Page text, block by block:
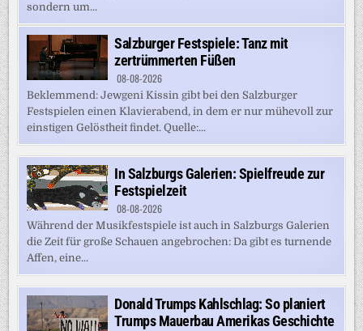
sondern um...
Salzburger Festspiele: Tanz mit
zertrümmerten Füßen
08-08-2026
Beklemmend: Jewgeni Kissin gibt bei den Salzburger
Festspielen einen Klavierabend, in dem er nur mühevoll zur
einstigen Gelöstheit findet. Quelle:...
In Salzburgs Galerien: Spielfreude zur
Festspielzeit
08-08-2026
Während der Musikfestspiele ist auch in Salzburgs Galerien
die Zeit für große Schauen angebrochen: Da gibt es turnende
Affen, eine...
Donald Trumps Kahlschlag: So planiert
Trumps Mauerbau Amerikas Geschichte